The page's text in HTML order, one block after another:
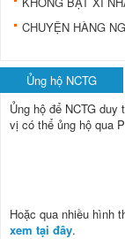
CHUYỆN HÀNG
Ủng hộ NCTG
Ủng hộ để NCTG
vị có thể ủng hộ qua
Hoặc qua nhiều hình
xem tại đây.